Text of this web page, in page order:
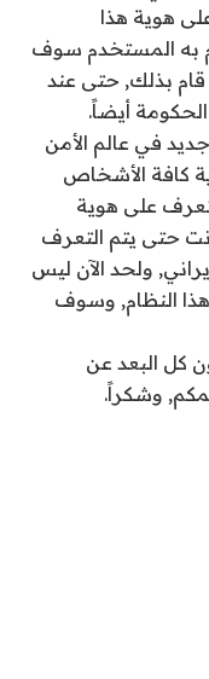
هوية هذا
به المستخدم سوف
بذلك, حتى عند
أيضاً.
في عالم الأمن
كافة الأشخاص
على هوية
حتى يتم التعرف
ولحد الآن ليس
النظام, وسوف
كل البعد عن
وشكراً.